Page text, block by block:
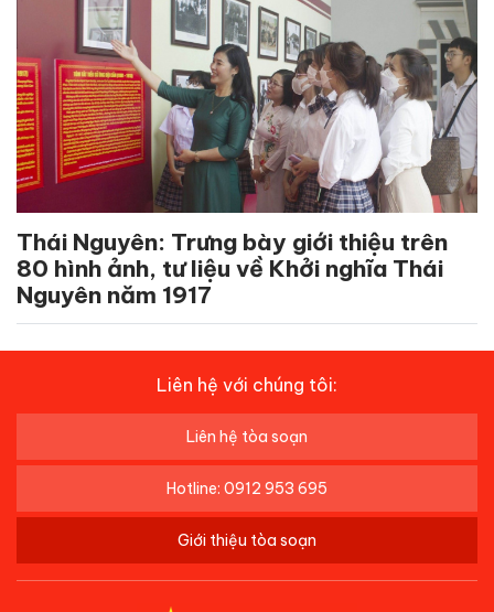
Thái Nguyên: Trưng bày giới thiệu trên
80 hình ảnh, tư liệu về Khởi nghĩa Thái
Nguyên năm 1917
Liên hệ với chúng tôi:
Liên hệ tòa soạn
Hotline: 0912 953 695
Giới thiệu tòa soạn